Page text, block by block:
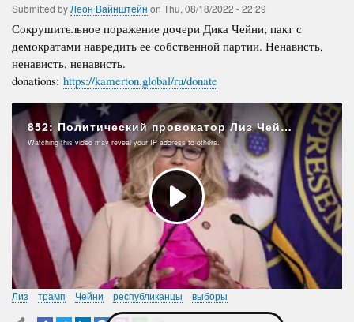
Submitted by Леон Вайнштейн on Thu, 08/18/2022 - 22:29
Сокрушительное поражение дочери Дика Чейни; пакт с
демократами навредить ее собственной партии. Ненависть,
ненависть, ненависть.
donations: https://kamerton.global/ru/donate
Лиз трамп Чейни республиканцы выборы